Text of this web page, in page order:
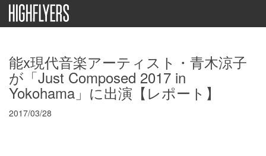
能x現代音楽アーティスト・青木涼子
が「Just Composed 2017 in
Yokohama」に出演【レポート】
2017/03/28